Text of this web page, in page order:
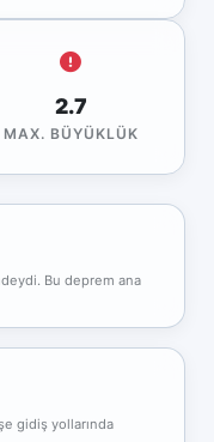
2.7
MAX. BÜYÜKLÜK
Bu deprem ana
gidiş yollarında